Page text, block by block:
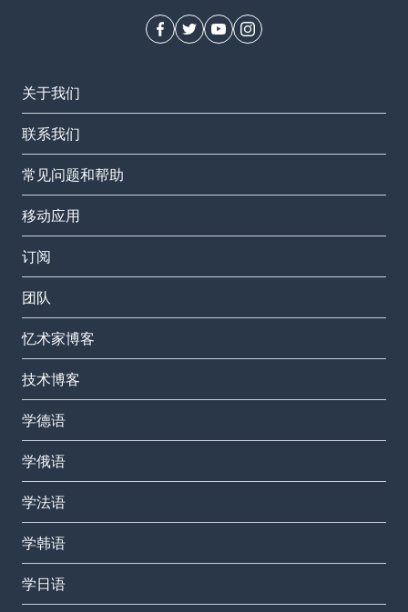
关于我们
联系我们
常见问题和帮助
移动应用
订阅
团队
忆术家博客
技术博客
学德语
学俄语
学法语
学韩语
学日语